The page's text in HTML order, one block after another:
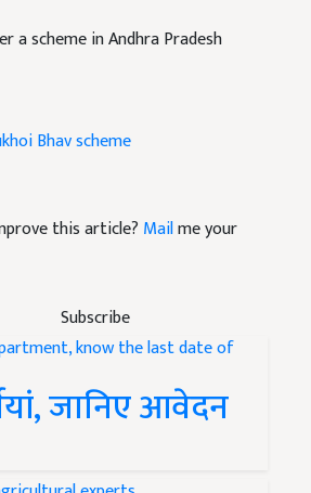
Subscribe
a scheme in Andhra Pradesh
Bhav scheme
this article? Mailme your
जानिए आवेदन